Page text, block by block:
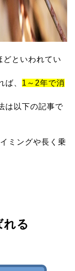
といわれてい
ば、 1～2年で消
は以下の記事で
ミングや長く乗
る